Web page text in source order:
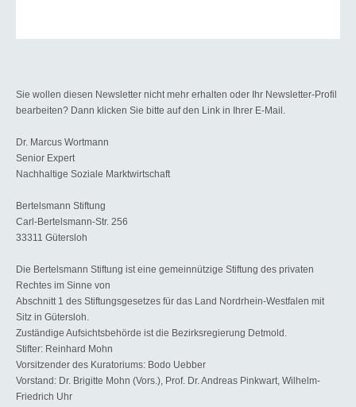
Sie wollen diesen Newsletter nicht mehr erhalten oder Ihr Newsletter-Profil
bearbeiten? Dann klicken Sie bitte auf den Link in Ihrer E-Mail.
Dr. Marcus Wortmann
Senior Expert
Nachhaltige Soziale Marktwirtschaft
Bertelsmann Stiftung
Carl-Bertelsmann-Str. 256
33311 Gütersloh
Die Bertelsmann Stiftung ist eine gemeinnützige Stiftung des privaten
Rechtes im Sinne von
Abschnitt 1 des Stiftungsgesetzes für das Land Nordrhein-Westfalen mit
Sitz in Gütersloh.
Zuständige Aufsichtsbehörde ist die Bezirksregierung Detmold.
Stifter: Reinhard Mohn
Vorsitzender des Kuratoriums: Bodo Uebber
Vorstand: Dr. Brigitte Mohn (Vors.), Prof. Dr. Andreas Pinkwart, Wilhelm-
Friedrich Uhr